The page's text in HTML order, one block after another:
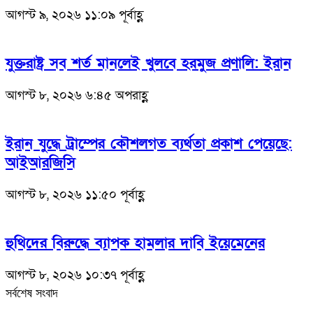
আগস্ট ৯, ২০২৬ ১১:০৯ পূর্বাহ্ণ
যুক্তরাষ্ট্র সব শর্ত মানলেই খুলবে হরমুজ প্রণালি: ইরান
আগস্ট ৮, ২০২৬ ৬:৪৫ অপরাহ্ণ
ইরান যুদ্ধে ট্রাম্পের কৌশলগত ব্যর্থতা প্রকাশ পেয়েছে:
আইআরজিসি
আগস্ট ৮, ২০২৬ ১১:৫০ পূর্বাহ্ণ
হুথিদের বিরুদ্ধে ব্যাপক হামলার দাবি ইয়েমেনের
আগস্ট ৮, ২০২৬ ১০:৩৭ পূর্বাহ্ণ
সর্বশেষ সংবাদ